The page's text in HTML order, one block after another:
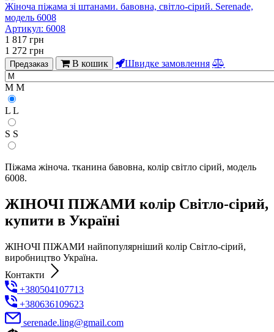
Жіноча піжама зі штанами. бавовна, світло-сірий. Serenade,
модель 6008
Артикул: 6008
1 817 грн
1 272 грн
Предзаказ В кошик Швидке замовлення
M M
L L
S S
Піжама жіноча. тканина бавовна, колір світло сірий, модель
6008.
ЖІНОЧІ ПІЖАМИ колір Світло-сірий,
купити в Україні
ЖІНОЧІ ПІЖАМИ найпопулярніший колір Світло-сірий,
виробництво Україна.
Контакти
+380504107713
+380636109623
serenade.ling@gmail.com